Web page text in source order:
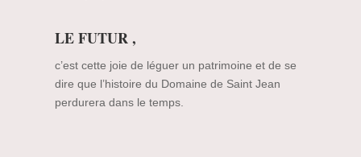
LE FUTUR ,
c’est cette joie de léguer un patrimoine et de se
dire que l’histoire du Domaine de Saint Jean
perdurera dans le temps.